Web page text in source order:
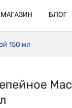
МАГАЗИН БЛОГ
150 мл